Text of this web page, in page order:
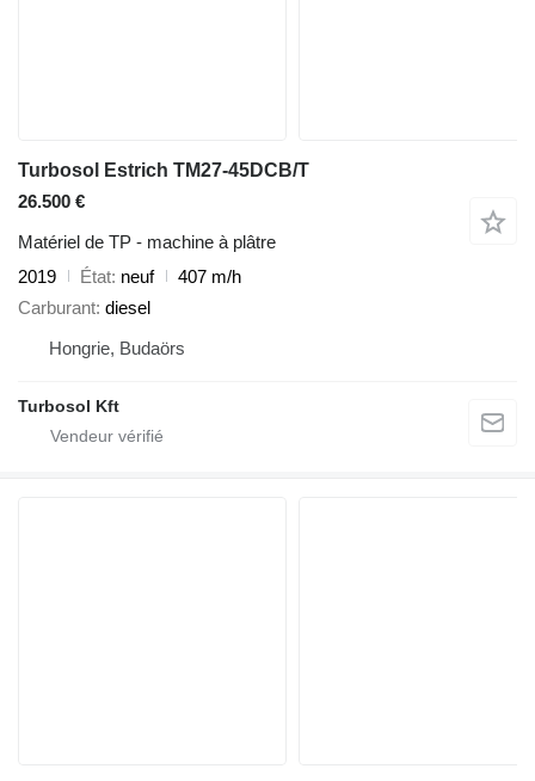
Turbosol Estrich TM27-45DCB/T
26.500 €
Matériel de TP - machine à plâtre
2019
État neuf
407 m/h
Carburant diesel
Hongrie, Budaörs
Turbosol Kft